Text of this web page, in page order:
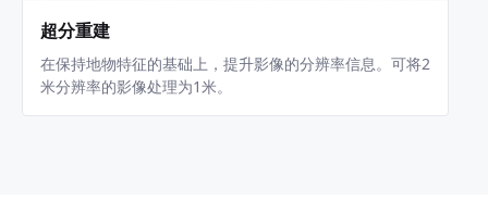
超分重建
在保持地物特征的基础上，提升影像的分辨率信息。可将2
米分辨率的影像处理为1米。